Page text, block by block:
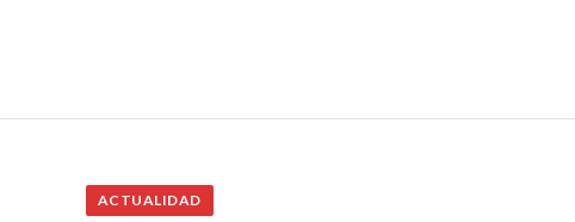
ACTUALIDAD